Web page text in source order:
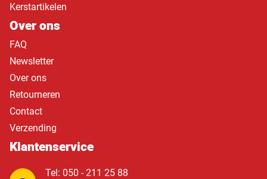
Kerstartikelen
Over ons
FAQ
Newsletter
Over ons
Retourneren
Contact
Verzending
Klantenservice
Tel: 050 - 211 25 88